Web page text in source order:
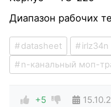
Диапазон рабочих
datasheet
irlz34n
n-канальный моп-
+5